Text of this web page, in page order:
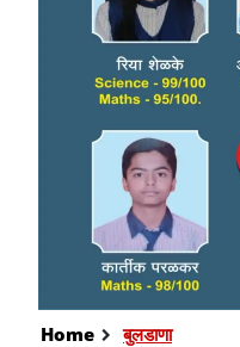
Home बुलडाणा